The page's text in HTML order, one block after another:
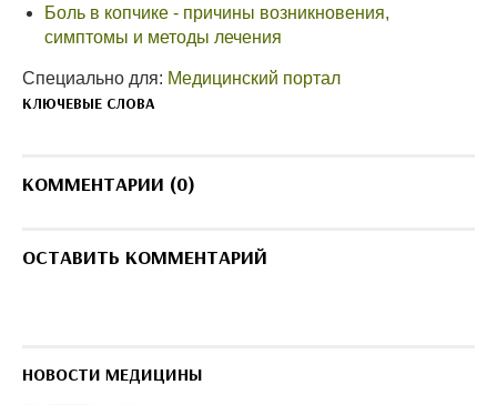
Боль в копчике - причины возникновения,
симптомы и методы лечения
Специально для: Медицинский портал
КЛЮЧЕВЫЕ СЛОВА
КОММЕНТАРИИ (0)
ОСТАВИТЬ КОММЕНТАРИЙ
НОВОСТИ МЕДИЦИНЫ